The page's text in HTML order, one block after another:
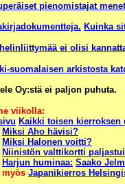
pienomistajat
Kuinka
ei olisi
suomalaisen arkistosta
Oy:stä ei paljon puhuta.
viikolla:
Kaikki toisen kierroksen
Miksi Aho hävisi?
Miksi Halonen voitti?
Niinistön valttikortti
Harjun huminaa: Saako
myös Japanikierros